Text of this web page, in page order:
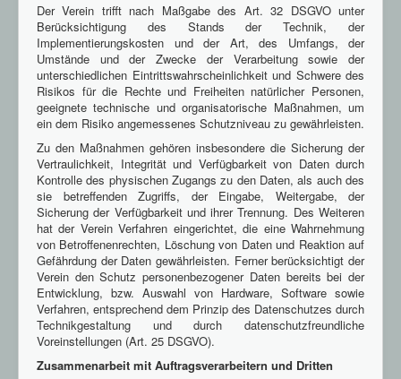
Der Verein trifft nach Maßgabe des Art. 32 DSGVO unter
Berücksichtigung des Stands der Technik, der
Implementierungskosten und der Art, des Umfangs, der
Umstände und der Zwecke der Verarbeitung sowie der
unterschiedlichen Eintrittswahrscheinlichkeit und Schwere des
Risikos für die Rechte und Freiheiten natürlicher Personen,
geeignete technische und organisatorische Maßnahmen, um
ein dem Risiko angemessenes Schutzniveau zu gewährleisten.
Zu den Maßnahmen gehören insbesondere die Sicherung der
Vertraulichkeit, Integrität und Verfügbarkeit von Daten durch
Kontrolle des physischen Zugangs zu den Daten, als auch des
sie betreffenden Zugriffs, der Eingabe, Weitergabe, der
Sicherung der Verfügbarkeit und ihrer Trennung. Des Weiteren
hat der Verein Verfahren eingerichtet, die eine Wahrnehmung
von Betroffenenrechten, Löschung von Daten und Reaktion auf
Gefährdung der Daten gewährleisten. Ferner berücksichtigt der
Verein den Schutz personenbezogener Daten bereits bei der
Entwicklung, bzw. Auswahl von Hardware, Software sowie
Verfahren, entsprechend dem Prinzip des Datenschutzes durch
Technikgestaltung und durch datenschutzfreundliche
Voreinstellungen (Art. 25 DSGVO).
Zusammenarbeit mit Auftragsverarbeitern und Dritten